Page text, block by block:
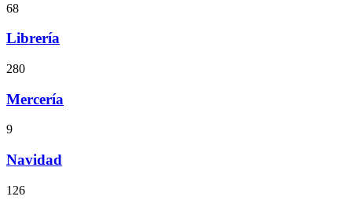
68
Librería
280
Mercería
9
Navidad
126